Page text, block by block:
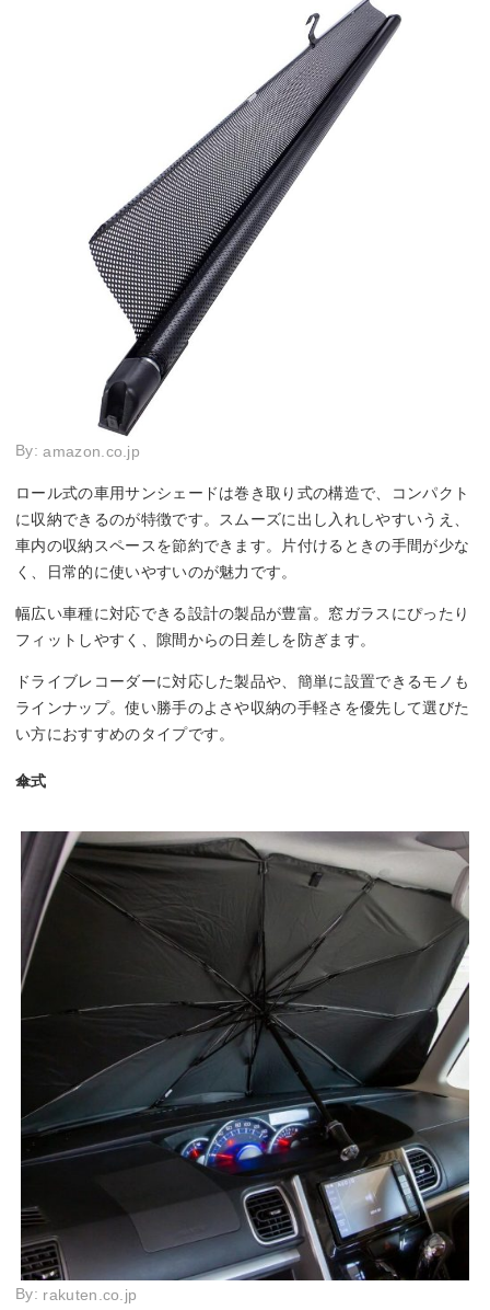
By:amazon.co.jp
ロール式の車用サンシェードは巻き取り式の構造で、コンパクト
に収納できるのが特徴です。スムーズに出し入れしやすいうえ、
車内の収納スペースを節約できます。片付けるときの手間が少な
く、日常的に使いやすいのが魅力です。
幅広い車種に対応できる設計の製品が豊富。窓ガラスにぴったり
フィットしやすく、隙間からの日差しを防ぎます。
ドライブレコーダーに対応した製品や、簡単に設置できるモノも
ラインナップ。使い勝手のよさや収納の手軽さを優先して選びた
い方におすすめのタイプです。
傘式
By: rakuten.co.jp